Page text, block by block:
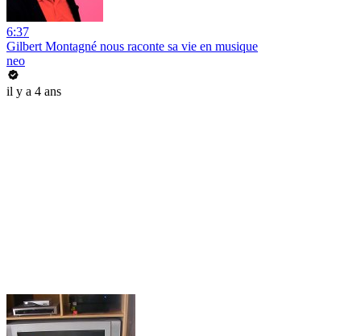
6:37
Gilbert Montagné nous raconte sa vie en musique
neo
il y a 4 ans